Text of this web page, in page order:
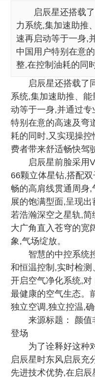
启辰星还搭载
力系统,集加速助推
速再启动等于一身,
中国用户特别在意
整,在控制油耗的同
启辰星还搭载了
系统,集加速助推、
动等于一身,并通过
特别在意的高速及弯
耗的同时,又实现操
费者带来舒适畅快驾
启辰星前脸采用
66颗立体星钻,搭配
畅的高肩线贯通周身
展的饱满型面,呈现
若浩瀚深空之星轨,
大广角直入苍穹的宽
象,气场绽放。
智慧的中控系统
和恒温控制,实时检
开启空气净化系统,
最健康的空气生态。
独立空调,独立控温,
来源标题： 颜
登场
为了诠释好这种
启辰星时东风启辰充
先进技术优势,在启